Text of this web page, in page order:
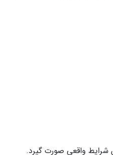
شرایط واقعی صورت گیرد.